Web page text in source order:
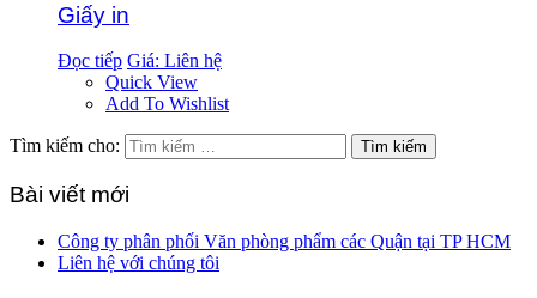
Giấy in
Đọc tiếp Giá: Liên hệ
Quick View
Add To Wishlist
Tìm kiếm cho:
Bài viết mới
Công ty phân phối Văn phòng phẩm các Quận tại TP HCM
Liên hệ với chúng tôi